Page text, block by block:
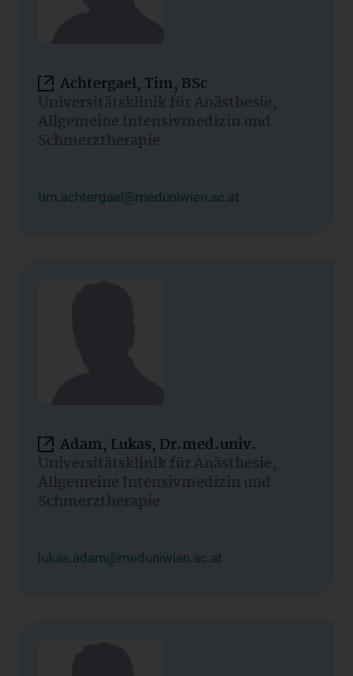
Achtergael, Tim, BSc
Universitätsklinik für Anästhesie,
Allgemeine Intensivmedizin und
Schmerztherapie
tim.achtergael@meduniwien.ac.at
Adam, Lukas, Dr.med.univ.
Universitätsklinik für Anästhesie,
Allgemeine Intensivmedizin und
Schmerztherapie
lukas.adam@meduniwien.ac.at